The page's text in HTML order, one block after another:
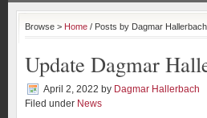
Browse > Home / Posts by Dagmar Hallerbach
Update Dagmar
April 2, 2022 by Dagmar Hallerbach
Filed under News